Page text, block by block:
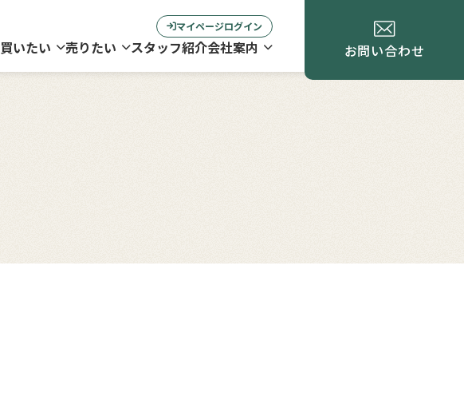
マイページログイン
買いたい 売りたい スタッフ紹介会社案内 お問い合わせ